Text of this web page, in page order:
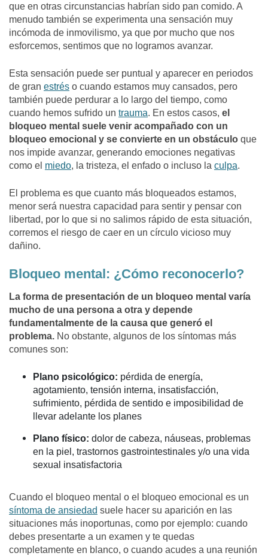
que en otras circunstancias habrían sido pan comido. A
menudo también se experimenta una sensación muy
incómoda de inmovilismo, ya que por mucho que nos
esforcemos, sentimos que no logramos avanzar.
Esta sensación puede ser puntual y aparecer en periodos
de gran estrés o cuando estamos muy cansados, pero
también puede perdurar a lo largo del tiempo, como
cuando hemos sufrido un trauma. En estos casos, el
bloqueo mental suele venir acompañado con un
bloqueo emocional y se convierte en un obstáculo que
nos impide avanzar, generando emociones negativas
como el miedo, la tristeza, el enfado o incluso la culpa.
El problema es que cuanto más bloqueados estamos,
menor será nuestra capacidad para sentir y pensar con
libertad, por lo que si no salimos rápido de esta situación,
corremos el riesgo de caer en un círculo vicioso muy
dañino.
Bloqueo mental: ¿Cómo reconocerlo?
La forma de presentación de un bloqueo mental varía
mucho de una persona a otra y depende
fundamentalmente de la causa que generó el
problema. No obstante, algunos de los síntomas más
comunes son:
Plano psicológico: pérdida de energía,
agotamiento, tensión interna, insatisfacción,
sufrimiento, pérdida de sentido e imposibilidad de
llevar adelante los planes
Plano físico: dolor de cabeza, náuseas, problemas
en la piel, trastornos gastrointestinales y/o una vida
sexual insatisfactoria
Cuando el bloqueo mental o el bloqueo emocional es un
síntoma de ansiedad suele hacer su aparición en las
situaciones más inoportunas, como por ejemplo: cuando
debes presentarte a un examen y te quedas
completamente en blanco, o cuando acudes a una reunión